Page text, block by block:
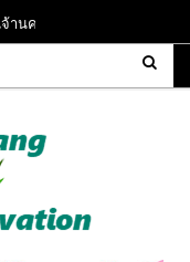
นครลำปาง ( พ.ศ.๑๙๘๕ - ๒๐